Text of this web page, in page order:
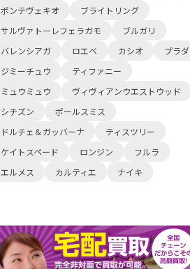
ポンテヴェキオ
ブライトリング
サルヴァトーレフェラガモ
ブルガリ
バレンシアガ
ロエベ カシオ
プラダ
ジミーチュウ
ティファニー
ミュウミュウ
ヴィヴィアンウエストウッド
シチズン
ポールスミス
ドルチェ＆ガッバーナ
ティスツリー
ケイトスペード
ロンジン
フルラ
エルメス
カルティエ ナイキ